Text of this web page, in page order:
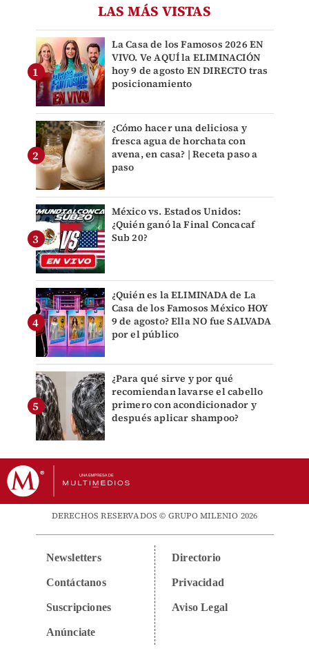
LAS MÁS VISTAS
La Casa de los Famosos 2026 EN
VIVO. Ve AQUÍ la ELIMINACIÓN
hoy 9 de agosto EN DIRECTO tras
posicionamiento
¿Cómo hacer una deliciosa y
fresca agua de horchata con
avena, en casa? | Receta paso a
paso
México vs. Estados Unidos:
¿Quién ganó la Final Concacaf
Sub 20?
¿Quién es la ELIMINADA de La
Casa de los Famosos México HOY
9 de agosto? Ella NO fue SALVADA
por el público
¿Para qué sirve y por qué
recomiendan lavarse el cabello
primero con acondicionador y
después aplicar shampoo?
DERECHOS RESERVADOS © GRUPO MILENIO 2026
Newsletters
Contáctanos
Suscripciones
Anúnciate
Directorio
Privacidad
Aviso Legal